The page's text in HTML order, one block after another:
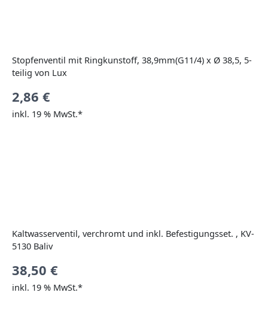
Stopfenventil mit Ringkunstoff, 38,9mm(G11/4) x Ø 38,5, 5-
teilig von Lux
2,86 €
inkl. 19 % MwSt.*
Kaltwasserventil, verchromt und inkl. Befestigungsset. , KV-
5130 Baliv
38,50 €
inkl. 19 % MwSt.*